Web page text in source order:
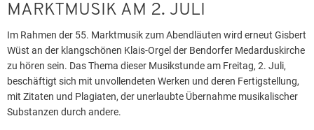
MARKTMUSIK AM 2. JULI
Im Rahmen der 55. Marktmusik zum Abendläuten wird erneut Gisbert
Wüst an der klangschönen Klais-Orgel der Bendorfer Medarduskirche
zu hören sein. Das Thema dieser Musikstunde am Freitag, 2. Juli,
beschäftigt sich mit unvollendeten Werken und deren Fertigstellung,
mit Zitaten und Plagiaten, der unerlaubte Übernahme musikalischer
Substanzen durch andere.